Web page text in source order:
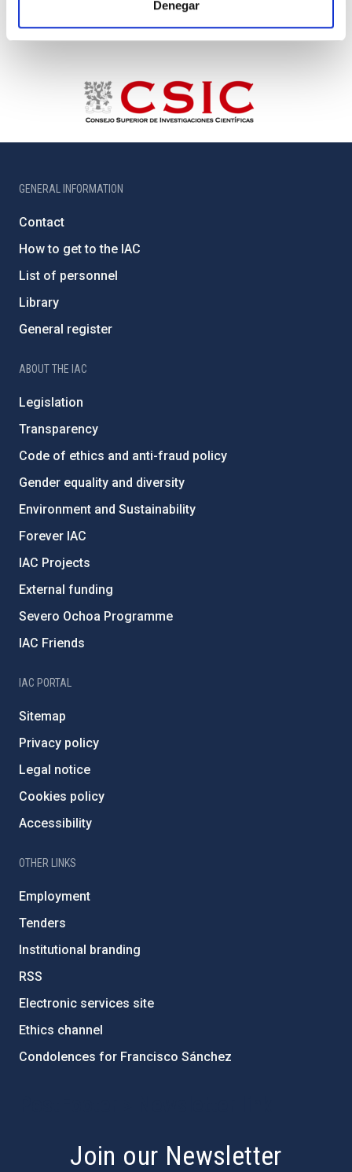
Denegar
GENERAL INFORMATION
Contact
How to get to the IAC
List of personnel
Library
General register
ABOUT THE IAC
Legislation
Transparency
Code of ethics and anti-fraud policy
Gender equality and diversity
Environment and Sustainability
Forever IAC
IAC Projects
External funding
Severo Ochoa Programme
IAC Friends
IAC PORTAL
Sitemap
Privacy policy
Legal notice
Cookies policy
Accessibility
OTHER LINKS
Employment
Tenders
Institutional branding
RSS
Electronic services site
Ethics channel
Condolences for Francisco Sánchez
Join our Newsletter